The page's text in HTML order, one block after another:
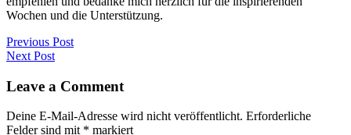
Wochen und die Unterstützung.
Beitragsnavigation
Previous Post
Next Post
Leave a Comment
Deine E-Mail-Adresse wird nicht veröffentlicht. Erforderliche
Felder sind mit * markiert